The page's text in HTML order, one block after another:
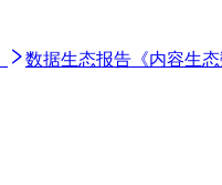
数据生态报告 《内容生